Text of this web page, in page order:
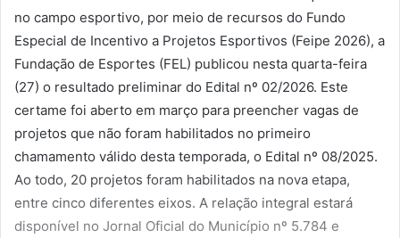
no campo esportivo, por meio de recursos do Fundo
Especial de Incentivo a Projetos Esportivos (Feipe 2026), a
Fundação de Esportes (FEL) publicou nesta quarta-feira
(27) o resultado preliminar do Edital nº 02/2026. Este
certame foi aberto em março para preencher vagas de
projetos que não foram habilitados no primeiro
chamamento válido desta temporada, o Edital nº 08/2025.
Ao todo, 20 projetos foram habilitados na nova etapa,
entre cinco diferentes eixos. A relação integral estará
disponível no Jornal Oficial do Município nº 5.784 e